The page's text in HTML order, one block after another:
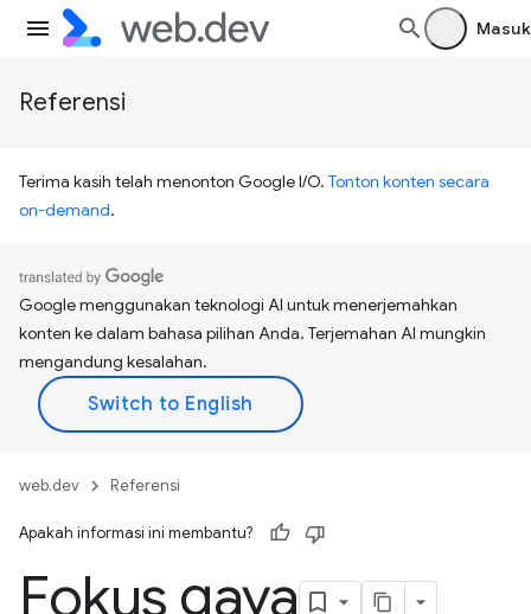
Masuk
Referensi
Terima kasih telah menonton Google I/O. Tonton konten secara
on-demand.
Google menggunakan teknologi AI untuk menerjemahkan
konten ke dalam bahasa pilihan Anda. Terjemahan AI mungkin
mengandung kesalahan.
web.dev Referensi
Apakah informasi ini membantu?
Fokus gaya